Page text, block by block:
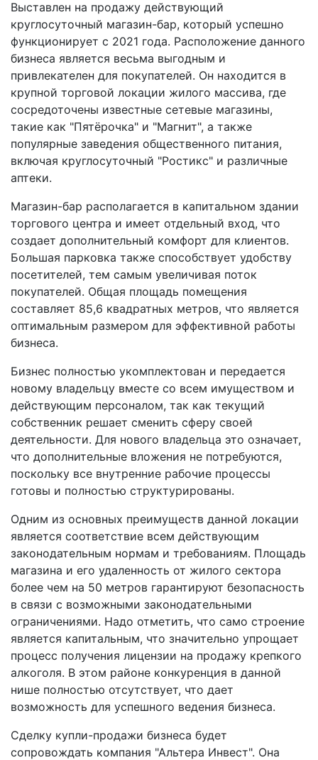
Выставлен на продажу действующий
круглосуточный магазин-бар, который успешно
функционирует с 2021 года. Расположение данного
бизнеса является весьма выгодным и
привлекателен для покупателей. Он находится в
крупной торговой локации жилого массива, где
сосредоточены известные сетевые магазины,
такие как "Пятёрочка" и "Магнит", а также
популярные заведения общественного питания,
включая круглосуточный "Ростикс" и различные
аптеки.
Магазин-бар располагается в капитальном здании
торгового центра и имеет отдельный вход, что
создает дополнительный комфорт для клиентов.
Большая парковка также способствует удобству
посетителей, тем самым увеличивая поток
покупателей. Общая площадь помещения
составляет 85,6 квадратных метров, что является
оптимальным размером для эффективной работы
бизнеса.
Бизнес полностью укомплектован и передается
новому владельцу вместе со всем имуществом и
действующим персоналом, так как текущий
собственник решает сменить сферу своей
деятельности. Для нового владельца это означает,
что дополнительные вложения не потребуются,
поскольку все внутренние рабочие процессы
готовы и полностью структурированы.
Одним из основных преимуществ данной локации
является соответствие всем действующим
законодательным нормам и требованиям. Площадь
магазина и его удаленность от жилого сектора
более чем на 50 метров гарантируют безопасность
в связи с возможными законодательными
ограничениями. Надо отметить, что само строение
является капитальным, что значительно упрощает
процесс получения лицензии на продажу крепкого
алкоголя. В этом районе конкуренция в данной
нише полностью отсутствует, что дает
возможность для успешного ведения бизнеса.
Сделку купли-продажи бизнеса будет
сопровождать компания "Альтера Инвест". Она